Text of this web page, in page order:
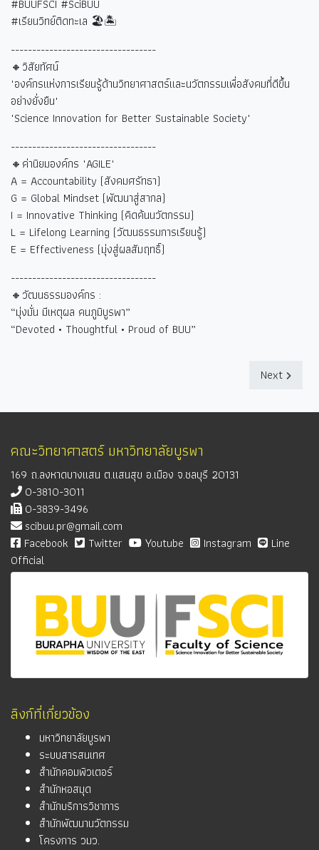
#BUUFSCI #SciBUU
#เรียนวิทย์ติดทะเล 🏖🏝
----------------------------------
🔸วิสัยทัศน์
"องค์กรแห่งการเรียนรู้ด้านวิทยาศาสตร์และนวัตกรรมเพื่อสังคมที่ดีขึ้น
อย่างยั่งยืน"
"Science Innovation for Better Sustainable Society"
----------------------------------
🔸ค่านิยมองค์กร "AGILE"
A = Accountability (สังคมศรัทธา)
G = Global Mindset (พัฒนาสู่สากล)
I = Innovative Thinking (คิดค้นนวัตกรรม)
L = Lifelong Learning (วัฒนธรรมการเรียนรู้)
E = Effectiveness (มุ่งสู่ผลสัมฤทธิ์)
----------------------------------
🔸วัฒนธรรมองค์กร :
“มุ่งมั่น มีเหตุผล คนภูมิบูรพา”
“Devoted • Thoughtful • Proud of BUU”
Next
คณะวิทยาศาสตร์ มหาวิทยาลัยบูรพา
169 ถ.ลงหาดบางแสน ต.แสนสุข อ.เมือง จ.ชลบุรี 20131
0-3810-3011
0-3839-3496
scibuu.pr@gmail.com
Facebook
Twitter Youtube Instagram
Line
Official
ลิงก์ที่เกี่ยวข้อง
มหาวิทยาลัยบูรพา
ระบบสารสนเทศ
สำนักคอมพิวเตอร์
สำนักหอสมุด
สำนักบริการวิชาการ
สำนักพัฒนานวัตกรรม
โครงการ วมว.